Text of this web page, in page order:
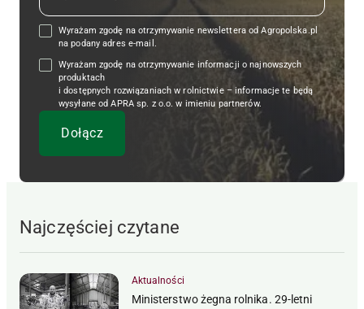
Wyrażam zgodę na otrzymywanie newslettera od Agropolska.pl
na podany adres e-mail.
Wyrażam zgodę na otrzymywanie informacji o najnowszych
produktach
i dostępnych rozwiązaniach w rolnictwie – informacje te będą
wysyłane od APRA sp. z o.o. w imieniu partnerów.
Najczęściej czytane
Aktualności
Ministerstwo żegna rolnika. 29-letni